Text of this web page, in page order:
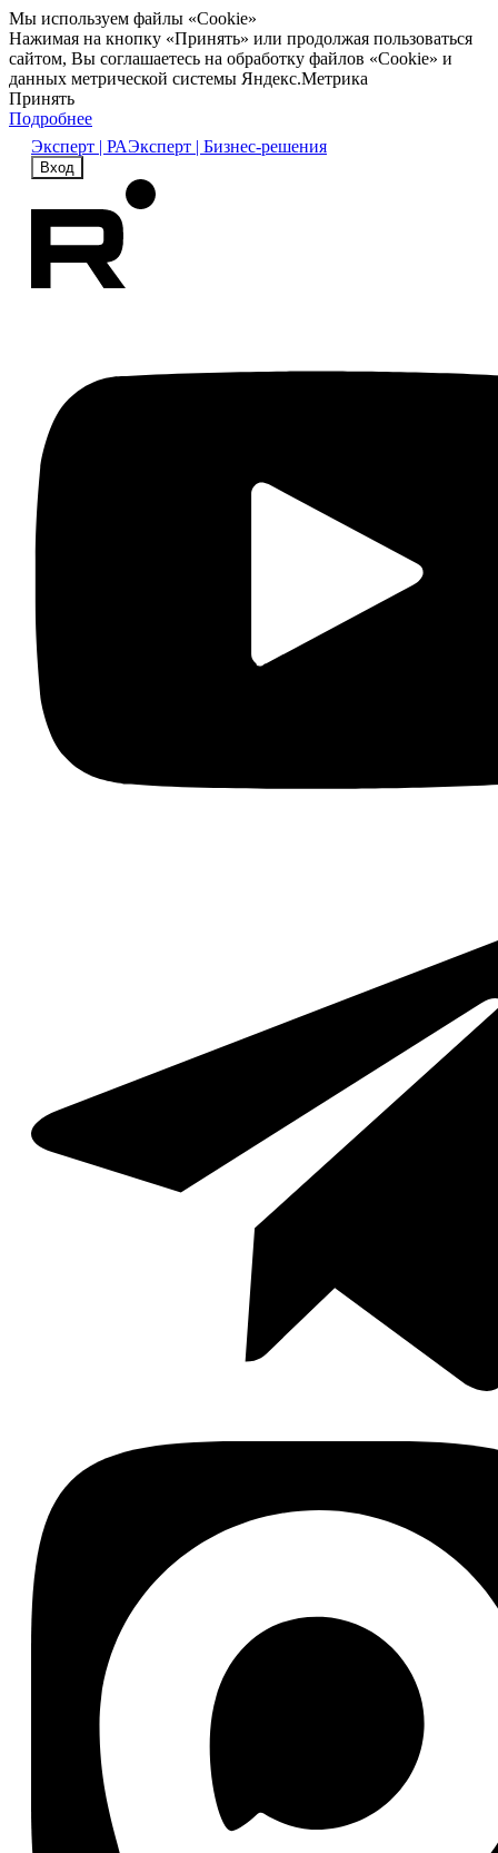
Мы используем файлы «Cookie»
Нажимая на кнопку «Принять» или продолжая пользоваться
сайтом, Вы соглашаетесь на обработку файлов «Cookie» и
данных метрической системы Яндекс.Метрика
Принять
Подробнее
Эксперт | РАЭксперт | Бизнес-решения
Вход